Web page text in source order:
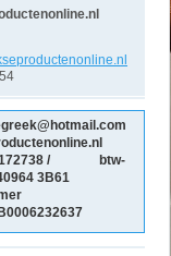
uctenonl ine.nl
/ btw-
3B61